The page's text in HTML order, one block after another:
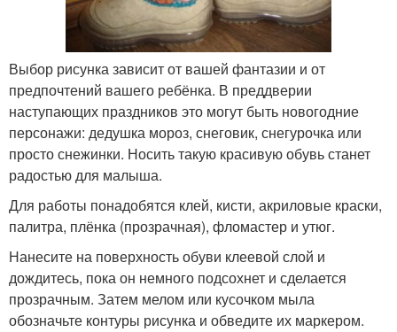
Выбор рисунка зависит от вашей фантазии и от
предпочтений вашего ребёнка. В преддверии
наступающих праздников это могут быть новогодние
персонажи: дедушка мороз, снеговик, снегурочка или
просто снежинки. Носить такую красивую обувь станет
радостью для малыша.
Для работы понадобятся клей, кисти, акриловые краски,
палитра, плёнка (прозрачная), фломастер и утюг.
Нанесите на поверхность обуви клеевой слой и
дождитесь, пока он немного подсохнет и сделается
прозрачным. Затем мелом или кусочком мыла
обозначьте контуры рисунка и обведите их маркером.